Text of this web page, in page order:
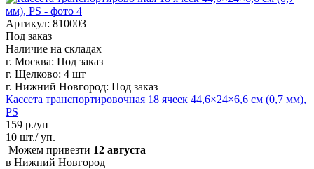
Артикул: 810003
Под заказ
Наличие на складах
г. Москва: Под заказ
г. Щелково: 4 шт
г. Нижний Новгород: Под заказ
Кассета транспортировочная 18 ячеек 44,6×24×6,6 см (0,7 мм),
PS
159 р./уп
10 шт./ уп.
Можем привезти 12 августа
в Нижний Новгород